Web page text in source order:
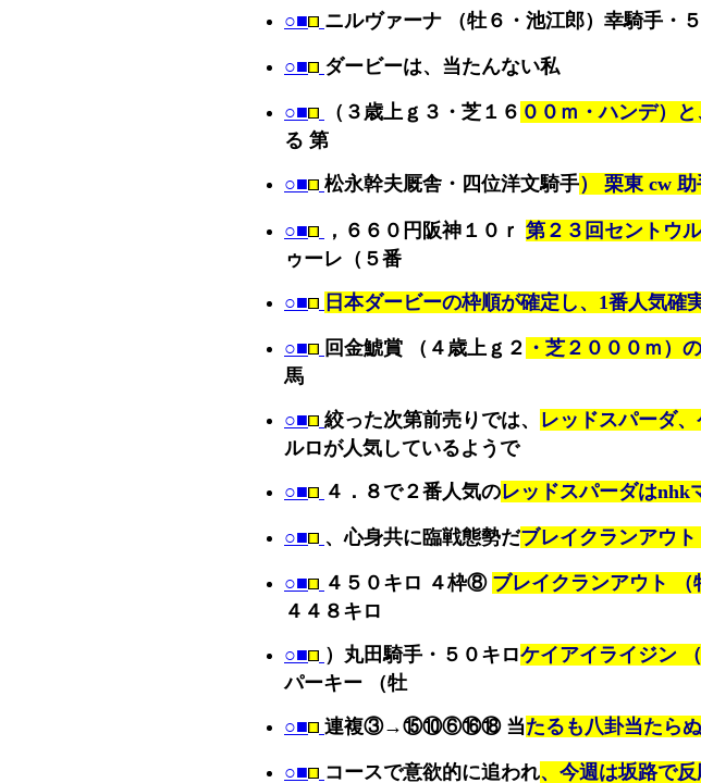
○■ ニルヴァーナ （牡６・池江郎）幸騎手・
○■ ダービーは、当たんない私
○■ （３歳上ｇ３・芝１６ ００ｍ・ハンデ）
る 第
○■ 松永幹夫厩舎・四位洋文騎手） 栗東 cw 助
○■ ，６６０円阪神１０ｒ 第２３回セントウ
ゥーレ（５番
○■ 日本ダービーの枠順が確定し、1番人気確
○■ 回金鯱賞 （４歳上ｇ２ ・芝２０００ｍ）
馬
○■ 絞った次第前売りでは、 レッドスパーダ
ルロが人気しているようで
○■ ４．８で２番人気のレッドスパーダはnhk
○■ 、心身共に臨戦態勢だブレイクランアウ
○■ ４５０キロ ４枠⑧ ブレイクランアウト
４４８キロ
○■ ）丸田騎手・５０キロケイアイライジン
パーキー （牡
○■ 連複③→⑮⑩⑥⑯⑱ 当たるも八卦当たら
○■ コースで意欲的に追われ、今週は坂路で